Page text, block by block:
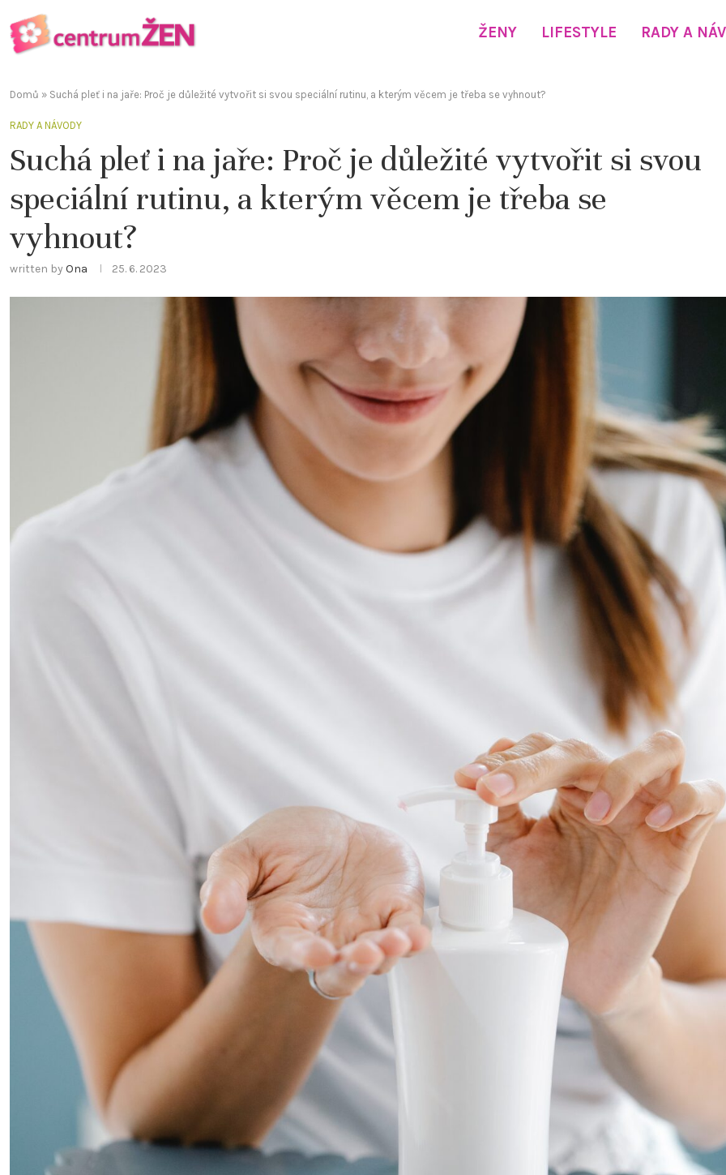
ŽENY LIFESTYLE RADY A
Domů » Suchá pleť i na jaře: Proč je důležité vytvořit si svou speciální rutinu, a kterým věcem je třeba se vyhnout?
RADY A NÁVODY
Suchá pleť i na jaře: Proč je důležité vytvořit si svou
speciální rutinu, a kterým věcem je třeba se
vyhnout?
written by Ona 25. 6. 2023